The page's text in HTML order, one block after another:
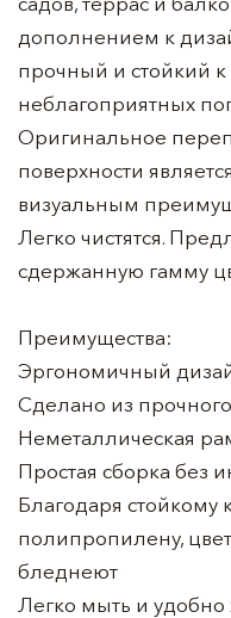
дополнением к
прочный и стойкий
неблагоприятных
Оригинальное
поверхности
визуальным
Легко чистятся.
сдержанную гамму
Преимущества:
Эргономичный
Сделано из
Неметаллическая
Простая сборка без
Благодаря стойкому
полипропилену,
бледнеют
Легко мыть и удобно